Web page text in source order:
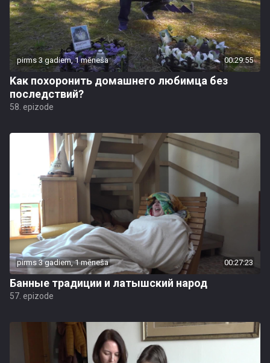
pirms 3 gadiem, 1 mēneša 00:29:55
Kак похоронить домашнего любимца без
последствий?
58. epizode
pirms 3 gadiem, 1 mēneša 00:27:23
Банные традиции и латышский народ
57. epizode